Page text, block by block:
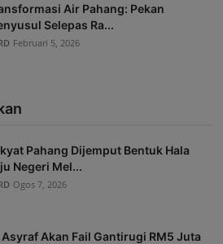
Air Pahang: Pekan
Selepas Ra...
Februari 5, 2026
Pahang Dijemput Bentuk Hala
Negeri Mel...
Ogos 7, 2026
Asyraf Akan Fail Gantirugi RM5 Juta